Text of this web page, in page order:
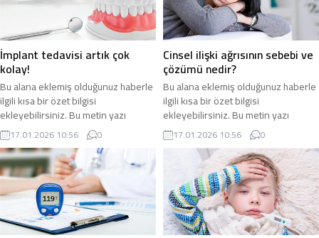
İmplant tedavisi artık çok
kolay!
Bu alana eklemiş olduğunuz haberle
ilgili kısa bir özet bilgisi
ekleyebilirsiniz. Bu metin yazı
düzenleme sayfasında “Özet”
bölümünden eklenebilir. Özet
eklenmişse başlık altında kalın
olarak bu şekilde gösterilir,
eklenmemişse bu alan boş kalır.
17.01.2026 10:56 0
Cinsel ilişki ağrısının sebebi ve
çözümü nedir?
Bu alana eklemiş olduğunuz haberle
ilgili kısa bir özet bilgisi
ekleyebilirsiniz. Bu metin yazı
düzenleme sayfasında “Özet”
bölümünden eklenebilir. Özet
eklenmişse başlık altında kalın
olarak bu şekilde gösterilir,
eklenmemişse bu alan boş kalır.
17.01.2026 10:56 0